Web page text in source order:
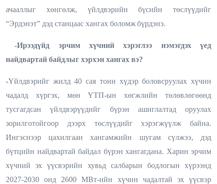
ачааллыг хөнгөлж, үйлдвэрийн бүсийн төслүүдийг
“Эрдэнэт” дэд станцаас хангах боломжбүрдэнэ.
-Ирээдүйд эрчим хүчний хэрэглээ нэмэгдэх үед
найдвартай байдлыг хэрхэн хангах вэ?
-Үйлдвэрийг жилд 40 сая тонн хүдэр боловсруулах хүчин
чадалд хүргэх, мөн ҮТП-ын хөгжлийн төлөвлөгөөнд
тусгагдсан үйлдвэрүүдийг бүрэн ашиглалтад оруулах
зорилготойгоор дээрх төслүүдийг хэрэгжүүлж байна.
Ингэснээр цахилгаан хангамжийн шугам сүлжээ, дэд
бүтцийн найдвартай байдал бүрэн хангагдана. Харин эрчим
хүчний эх үүсвэрийн хувьдсалбарын бодлогын хүрээнд
2027-2030 онд 2600 МВт-ийн хүчин чадалтай эх үүсвэр